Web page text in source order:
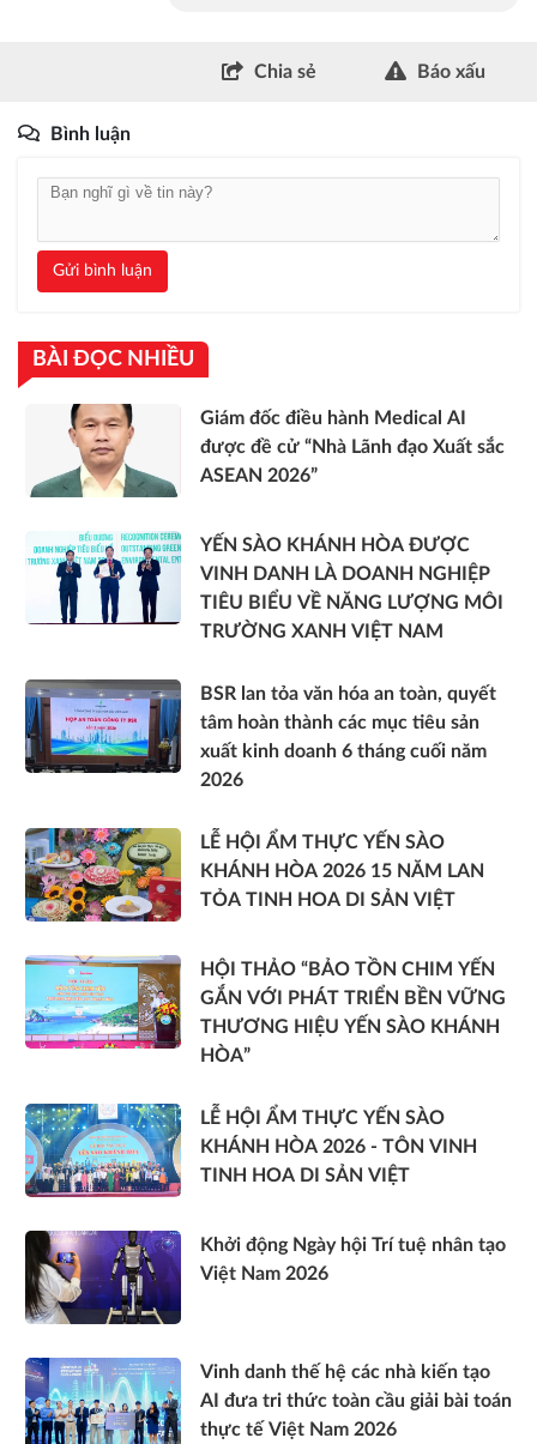
Chia sẻ Báo xấu
Bình luận
Gửi bình luận
BÀI ĐỌC NHIỀU
Giám đốc điều hành Medical AI
được đề cử “Nhà Lãnh đạo Xuất sắc
ASEAN 2026”
YẾN SÀO KHÁNH HÒA ĐƯỢC
VINH DANH LÀ DOANH NGHIỆP
TIÊU BIỂU VỀ NĂNG LƯỢNG MÔI
TRƯỜNG XANH VIỆT NAM
BSR lan tỏa văn hóa an toàn, quyết
tâm hoàn thành các mục tiêu sản
xuất kinh doanh 6 tháng cuối năm
2026
LỄ HỘI ẨM THỰC YẾN SÀO
KHÁNH HÒA 2026 15 NĂM LAN
TỎA TINH HOA DI SẢN VIỆT
HỘI THẢO “BẢO TỒN CHIM YẾN
GẮN VỚI PHÁT TRIỂN BỀN VỮNG
THƯƠNG HIỆU YẾN SÀO KHÁNH
HÒA”
LỄ HỘI ẨM THỰC YẾN SÀO
KHÁNH HÒA 2026 - TÔN VINH
TINH HOA DI SẢN VIỆT
Khởi động Ngày hội Trí tuệ nhân tạo
Việt Nam 2026
Vinh danh thế hệ các nhà kiến tạo
AI đưa tri thức toàn cầu giải bài toán
thực tế Việt Nam 2026